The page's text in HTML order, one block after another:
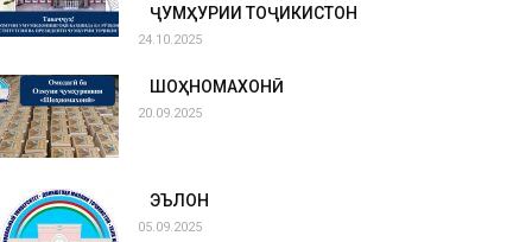
ҶУМҲУРИИ ТОҶИКИСТОН
24.10.2025
ШОҲНОМАХОНӢ
20.09.2025
ЭЪЛОН
05.09.2025